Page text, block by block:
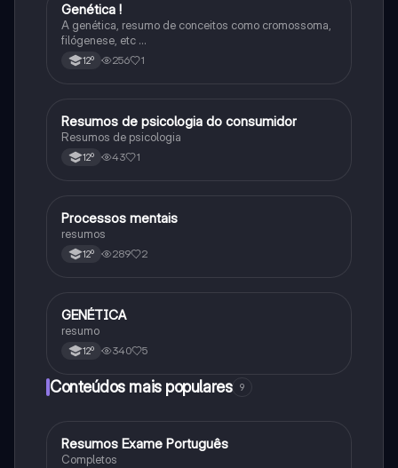
Psicologia
Genética !
A genética, resumo de conceitos como cromossoma,
filógenese, etc …
12º 256 1
Psicologia
Resumos de psicologia do consumidor
Resumos de psicologia
12º 43 1
Psicologia
Processos mentais
resumos
12º 289 2
Psicologia
GENÉTICA
resumo
12º 340 5
Conteúdos mais populares 9
Português
Resumos Exame Português
Completos